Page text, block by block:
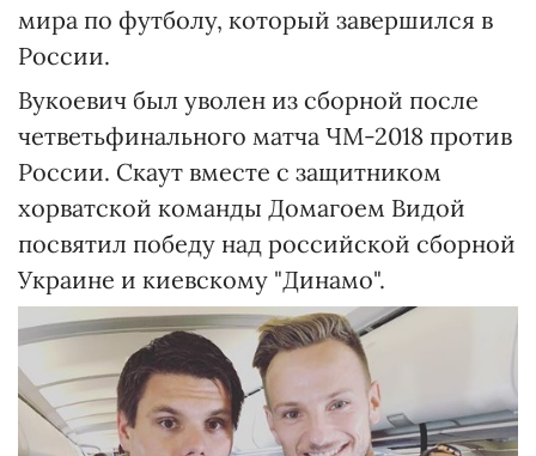
мира по футболу, который завершился в
России.
Вукоевич был уволен из сборной после
четветьфинального матча ЧМ-2018 против
России. Скаут вместе с защитником
хорватской команды Домагоем Видой
посвятил победу над российской сборной
Украине и киевскому "Динамо".